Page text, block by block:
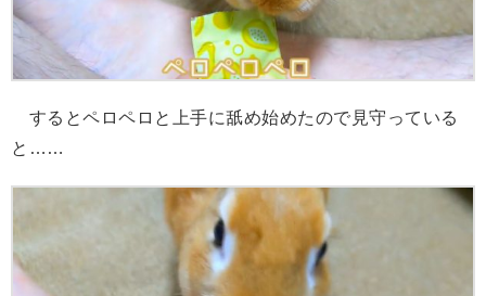
するとペロペロと上手に舐め始めたので見守っている
と……